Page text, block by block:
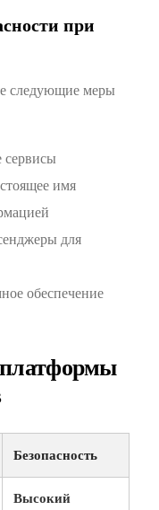
при
следующие меры
имя
для
обеспечение
Безопасность
Высокий